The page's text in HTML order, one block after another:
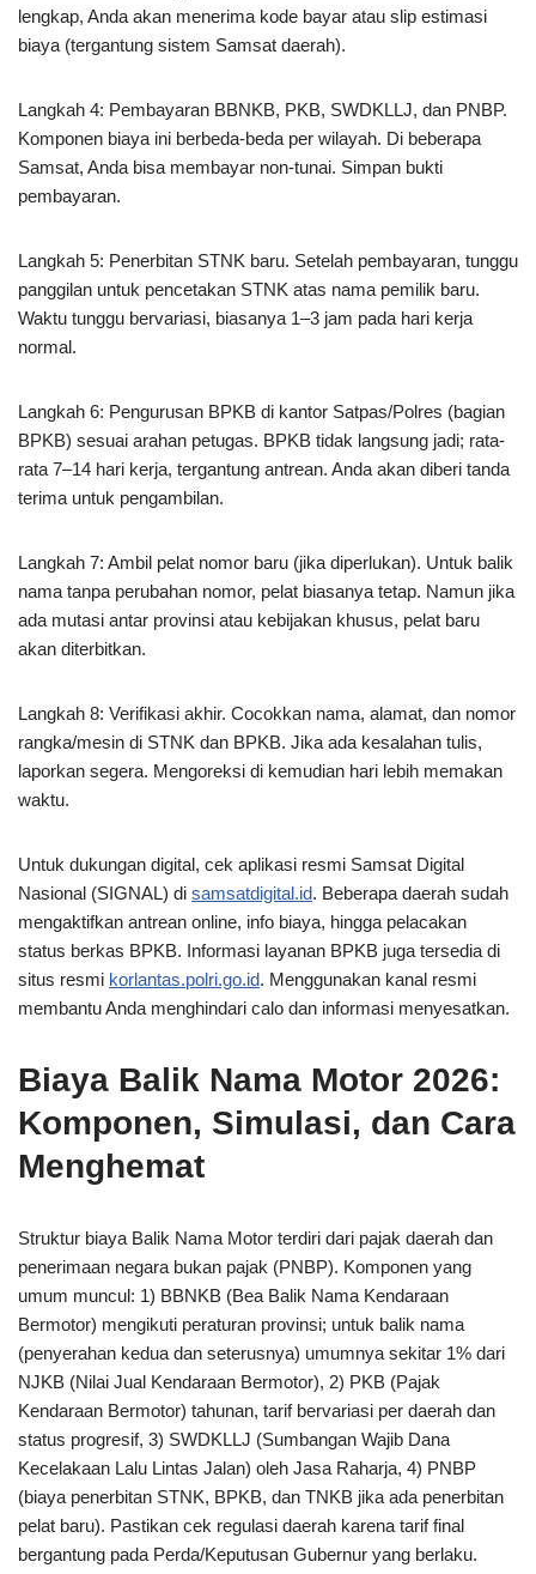
lengkap, Anda akan menerima kode bayar atau slip estimasi
biaya (tergantung sistem Samsat daerah).
Langkah 4: Pembayaran BBNKB, PKB, SWDKLLJ, dan PNBP.
Komponen biaya ini berbeda-beda per wilayah. Di beberapa
Samsat, Anda bisa membayar non-tunai. Simpan bukti
pembayaran.
Langkah 5: Penerbitan STNK baru. Setelah pembayaran, tunggu
panggilan untuk pencetakan STNK atas nama pemilik baru.
Waktu tunggu bervariasi, biasanya 1–3 jam pada hari kerja
normal.
Langkah 6: Pengurusan BPKB di kantor Satpas/Polres (bagian
BPKB) sesuai arahan petugas. BPKB tidak langsung jadi; rata-
rata 7–14 hari kerja, tergantung antrean. Anda akan diberi tanda
terima untuk pengambilan.
Langkah 7: Ambil pelat nomor baru (jika diperlukan). Untuk balik
nama tanpa perubahan nomor, pelat biasanya tetap. Namun jika
ada mutasi antar provinsi atau kebijakan khusus, pelat baru
akan diterbitkan.
Langkah 8: Verifikasi akhir. Cocokkan nama, alamat, dan nomor
rangka/mesin di STNK dan BPKB. Jika ada kesalahan tulis,
laporkan segera. Mengoreksi di kemudian hari lebih memakan
waktu.
Untuk dukungan digital, cek aplikasi resmi Samsat Digital
Nasional (SIGNAL) di samsatdigital.id. Beberapa daerah sudah
mengaktifkan antrean online, info biaya, hingga pelacakan
status berkas BPKB. Informasi layanan BPKB juga tersedia di
situs resmi korlantas.polri.go.id. Menggunakan kanal resmi
membantu Anda menghindari calo dan informasi menyesatkan.
Biaya Balik Nama Motor 2026:
Komponen, Simulasi, dan Cara
Menghemat
Struktur biaya Balik Nama Motor terdiri dari pajak daerah dan
penerimaan negara bukan pajak (PNBP). Komponen yang
umum muncul: 1) BBNKB (Bea Balik Nama Kendaraan
Bermotor) mengikuti peraturan provinsi; untuk balik nama
(penyerahan kedua dan seterusnya) umumnya sekitar 1% dari
NJKB (Nilai Jual Kendaraan Bermotor), 2) PKB (Pajak
Kendaraan Bermotor) tahunan, tarif bervariasi per daerah dan
status progresif, 3) SWDKLLJ (Sumbangan Wajib Dana
Kecelakaan Lalu Lintas Jalan) oleh Jasa Raharja, 4) PNBP
(biaya penerbitan STNK, BPKB, dan TNKB jika ada penerbitan
pelat baru). Pastikan cek regulasi daerah karena tarif final
bergantung pada Perda/Keputusan Gubernur yang berlaku.